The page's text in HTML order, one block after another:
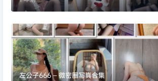
左公子666 – 微密圈写真合集